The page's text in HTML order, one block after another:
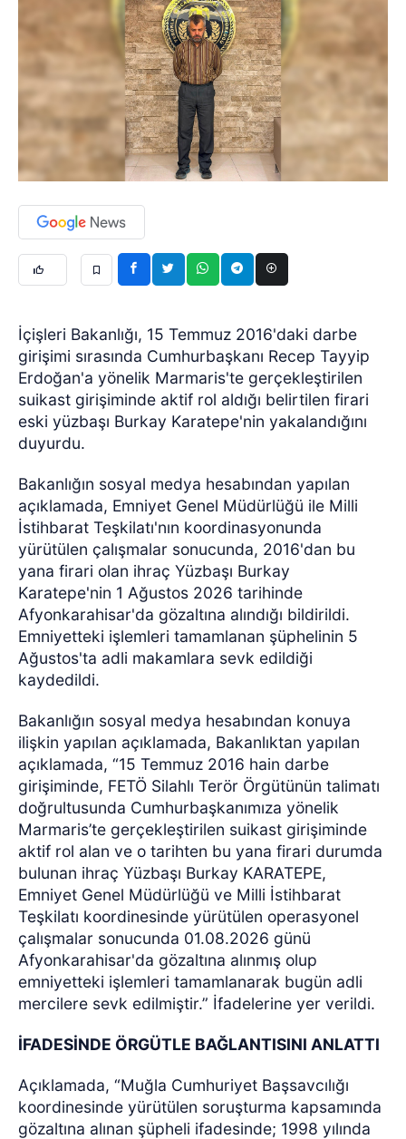
İçişleri Bakanlığı, 15 Temmuz 2016'daki darbe
girişimi sırasında Cumhurbaşkanı Recep Tayyip
Erdoğan'a yönelik Marmaris'te gerçekleştirilen
suikast girişiminde aktif rol aldığı belirtilen firari
eski yüzbaşı Burkay Karatepe'nin yakalandığını
duyurdu.
Bakanlığın sosyal medya hesabından yapılan
açıklamada, Emniyet Genel Müdürlüğü ile Milli
İstihbarat Teşkilatı'nın koordinasyonunda
yürütülen çalışmalar sonucunda, 2016'dan bu
yana firari olan ihraç Yüzbaşı Burkay
Karatepe'nin 1 Ağustos 2026 tarihinde
Afyonkarahisar'da gözaltına alındığı bildirildi.
Emniyetteki işlemleri tamamlanan şüphelinin 5
Ağustos'ta adli makamlara sevk edildiği
kaydedildi.
Bakanlığın sosyal medya hesabından konuya
ilişkin yapılan açıklamada, Bakanlıktan yapılan
açıklamada, “15 Temmuz 2016 hain darbe
girişiminde, FETÖ Silahlı Terör Örgütünün talimatı
doğrultusunda Cumhurbaşkanımıza yönelik
Marmaris’te gerçekleştirilen suikast girişiminde
aktif rol alan ve o tarihten bu yana firari durumda
bulunan ihraç Yüzbaşı Burkay KARATEPE,
Emniyet Genel Müdürlüğü ve Milli İstihbarat
Teşkilatı koordinesinde yürütülen operasyonel
çalışmalar sonucunda 01.08.2026 günü
Afyonkarahisar'da gözaltına alınmış olup
emniyetteki işlemleri tamamlanarak bugün adli
mercilere sevk edilmiştir.” İfadelerine yer verildi.
İFADESİNDE ÖRGÜTLE BAĞLANTISINI ANLATTI
Açıklamada, “Muğla Cumhuriyet Başsavcılığı
koordinesinde yürütülen soruşturma kapsamında
gözaltına alınan şüpheli ifadesinde; 1998 yılında